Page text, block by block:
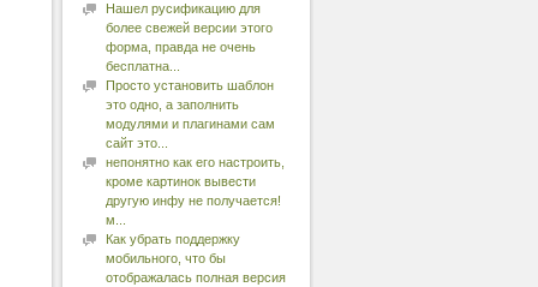
Нашел русификацию для
более свежей версии этого
форма, правда не очень
бесплатна...
Просто установить шаблон
это одно, а заполнить
модулями и плагинами сам
сайт это...
непонятно как его настроить,
кроме картинок вывести
другую инфу не получается!
м...
Как убрать поддержку
мобильного, что бы
отображалась полная версия